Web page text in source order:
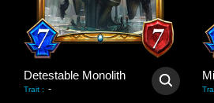
Detestable Monolith
Trait : -